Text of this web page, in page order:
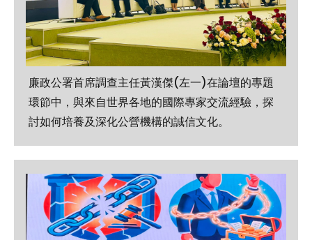
廉政公署首席調查主任黃漢傑(左一)在論壇的專題
環節中，與來自世界各地的國際專家交流經驗，探
討如何培養及深化公營機構的誠信文化。